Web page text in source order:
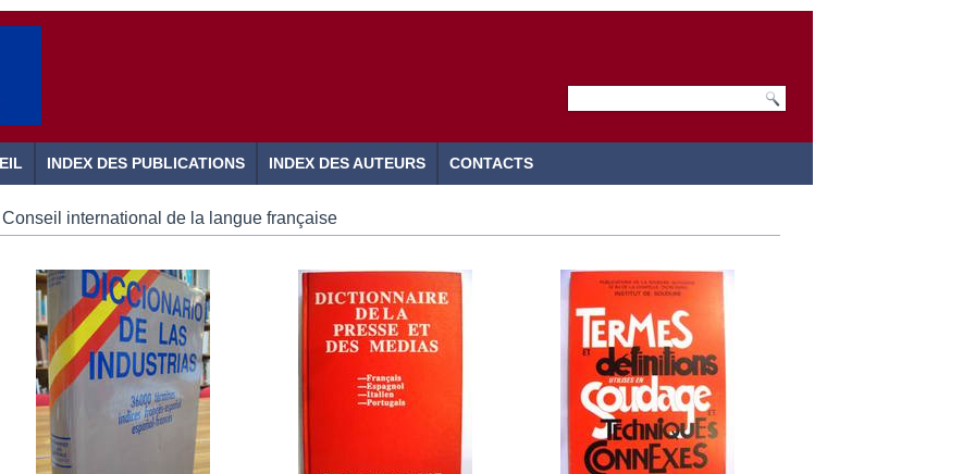
INDEX DES PUBLICATIONS INDEX DES AUTEURS CONTACTS
Conseil international de la langue française